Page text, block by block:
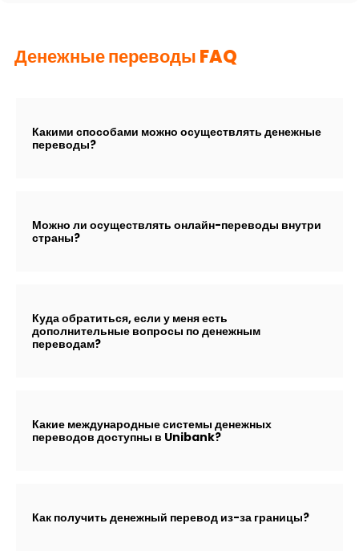
Денежные переводы FAQ
Какими способами можно осуществлять денежные
переводы?
Можно ли осуществлять онлайн-переводы внутри
страны?
Куда обратиться, если у меня есть
дополнительные вопросы по денежным
переводам?
Какие международные системы денежных
переводов доступны в Unibank?
Как получить денежный перевод из-за границы?